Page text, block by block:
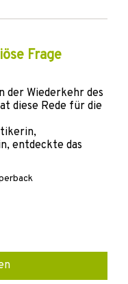
Frage
der Wiederkehr des
diese Rede für die
entdeckte das